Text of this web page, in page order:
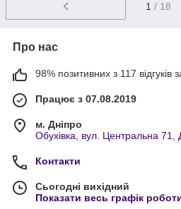
1 / 18
Про нас
98% позитивних з 117 відгуків
Працює з 07.08.2019
м. Дніпро
Обухівка, вул. Центральна 71,
Контакти
Сьогодні вихідний
Показати весь графік